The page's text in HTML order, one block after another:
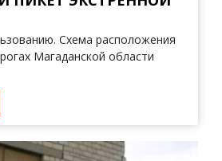
Схема расположения
Магаданской области